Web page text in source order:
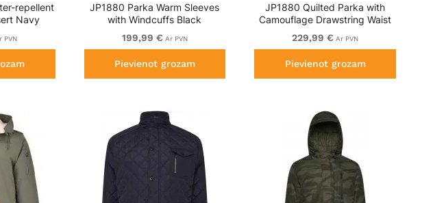
repellent
Navy
PVN
JP1880 Parka Warm Sleeves
with Windcuffs Black
199,99 € Ar PVN
Pievienot grozam
JP1880 Quilted Parka with
Camouflage Drawstring Waist
Black
229,99 € Ar PVN
Pievienot grozam